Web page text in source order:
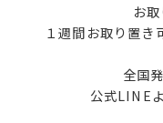
お
１週間お取り置き
全国
公式LINE